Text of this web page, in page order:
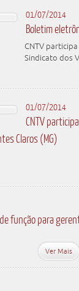
01/07/2014
Boletim
CNTV
Sindicato dos
01/07/2014
CNTV
Claros (MG)
função para
Ver Mais